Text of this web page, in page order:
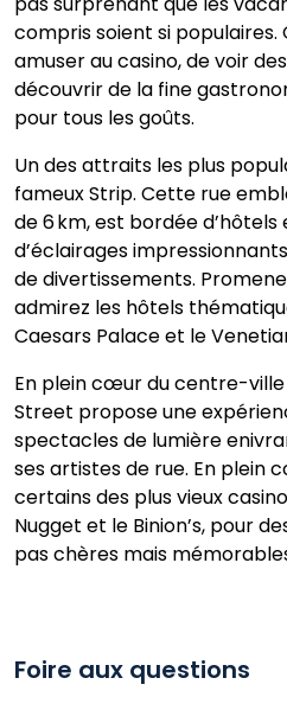
compris soient si populaires.
amuser au casino, de voir
découvrir de la fine
pour tous les goûts.
Un des attraits les plus
fameux Strip. Cette rue
de 6 km, est bordée
d’éclairages
de divertissements.
admirez les hôtels
Caesars Palace et le
En plein cœur du centre-
Street propose une
spectacles de lumière
ses artistes de rue. En plein
certains des plus vieux
Nugget et le Binion’s, pour
pas chères mais
Foire aux questions